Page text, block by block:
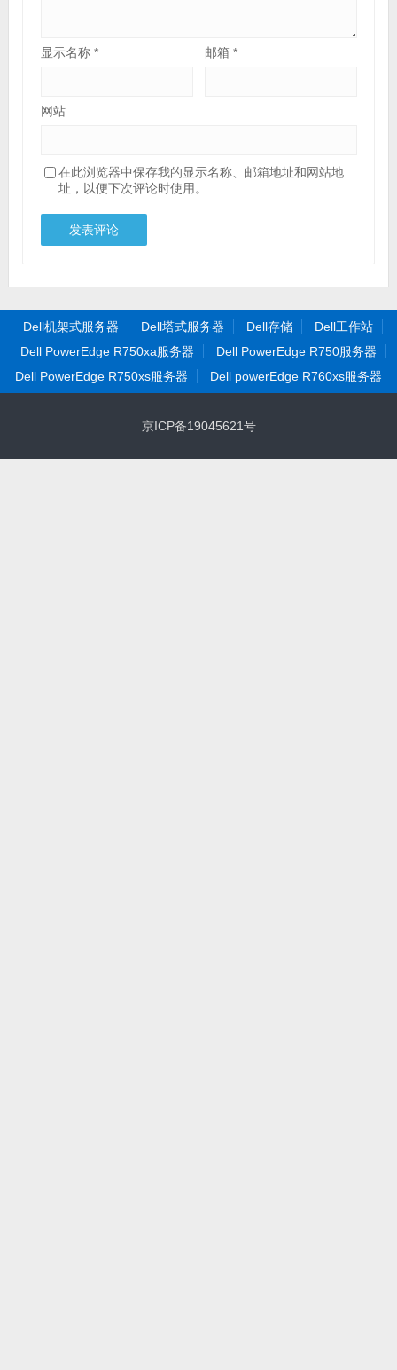
显示名称 * 邮箱*
网站
在此浏览器中保存我的显示名称、邮箱地址和网站地
址，以便下次评论时使用。
Dell机架式服务器 Dell塔式服务器 Dell存储
Dell工作站
Dell PowerEdge R750xa服务器
Dell PowerEdge R750服务器
Dell PowerEdge R750xs服务器
Dell powerEdge R760xs服务器
京ICP备19045621号